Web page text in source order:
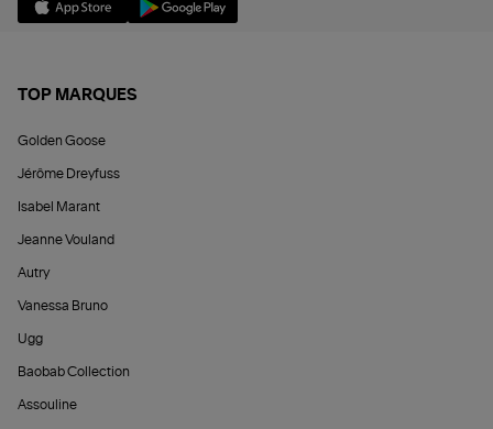
TOP MARQUES
Golden Goose
Jérôme Dreyfuss
Isabel Marant
Jeanne Vouland
Autry
Vanessa Bruno
Ugg
Baobab Collection
Assouline